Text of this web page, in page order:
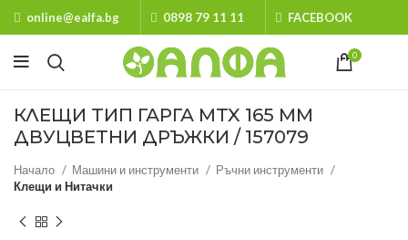
online@ealfa.bg 0898 79 11 11 FACEBOOK
0
КЛЕЩИ ТИП ГАРГА MTX 165 ММ
ДВУЦВЕТНИ ДРЪЖКИ / 157079
Начало Машини и инструменти
Ръчни инструменти
Клещи и Нитачки